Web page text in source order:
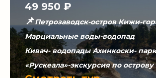
49 950 ₽
📌Петрозаводск-остров Кижи-
Марциальные воды-водопад
Кивач- водопады Ахинкоски- парк
«Рускеала»-экскурсия по